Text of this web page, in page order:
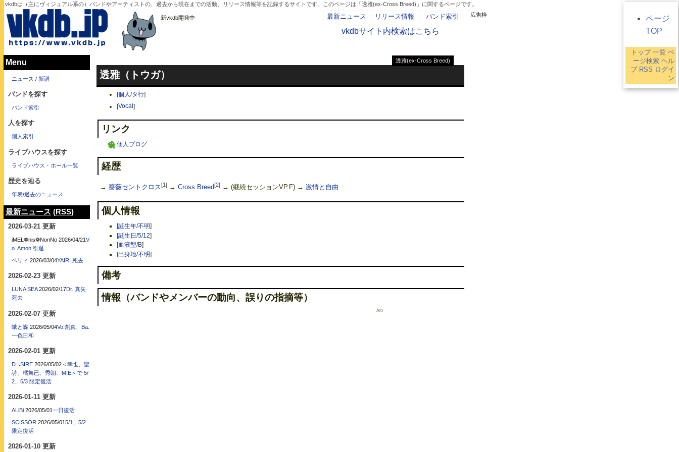
vkdbは（主にヴィジュアル系の）バンドやアーティストの、過去から現在までの活動、リリース情報等を記録するサイトです。このページは「透雅(ex-Cross Breed)」に関するページです。
新vkdb開発中 最新ニュース リリース情報 バンド索引
vkdbサイト内検索はこちら
透雅(ex-Cross Breed)
透雅（トウガ）
[個人/タ行]
[Vocal ]
リンク
個人ブログ
経歴
→ 薔薇セントクロス[1]→ Cross Breed[2]→ (継続セッションVP.F) → 激情と自由
個人情報
[誕生年/不明]
[誕生日/5/12]
[血液型/B]
[出身地/不明]
備考
情報（バンドやメンバーの動向、誤りの指摘等）
- AD -
広告枠
Menu
ニュース / 新譜
バンドを探す
バンド索引
人を探す
個人索引
ライブハウスを探す
ライブハウス・ホール一覧
歴史を辿る
年表/過去のニュース
最新ニュース (RSS)
2026-03-21 更新
iMEL❁nis❁NonNo 2026/04/21 V
o. Amon 引退
ベリィ 2026/03/04YAIRI 死去
2026-02-23 更新
LUNA SEA 2026/02/17Dr. 真矢
死去
2026-02-07 更新
蛾と蝶 2026/05/04Vo.創真、Ba.
一色日和
2026-02-01 更新
D≒SIRE 2026/05/02＜幸也、聖
詩、橘舞已、秀朗、MIE＞で 5/
2、5/3 限定復活
2026-01-11 更新
ALiBi 2026/05/01一日復活
SCISSOR 2026/05/015/1、5/2
限定復活
2026-01-10 更新
ページ
TOP
トップ 一覧 ペ
ージ検索 ヘル
プ RSS ログイ
ン